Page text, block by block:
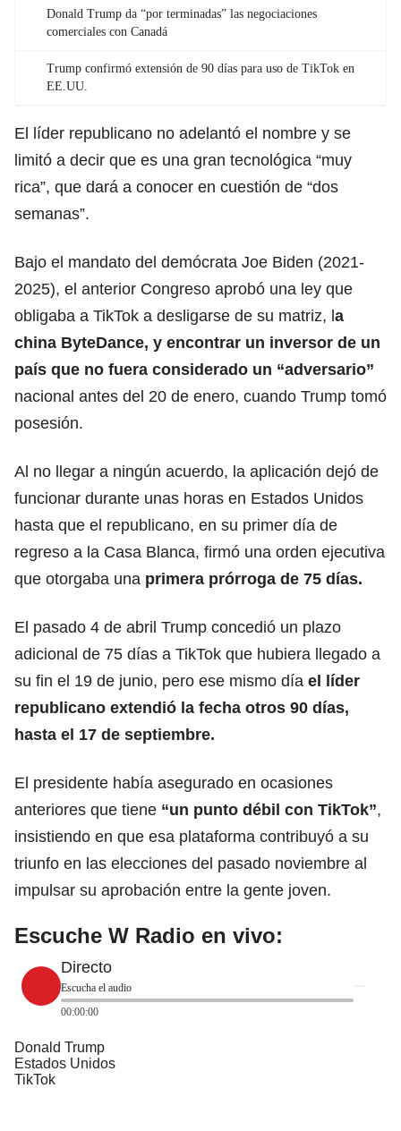
Donald Trump da “por terminadas” las negociaciones
comerciales con Canadá
Trump confirmó extensión de 90 días para uso de TikTok en
EE.UU.
El líder republicano no adelantó el nombre y se
limitó a decir que es una gran tecnológica “muy
rica”, que dará a conocer en cuestión de “dos
semanas”.
Bajo el mandato del demócrata Joe Biden (2021-
2025), el anterior Congreso aprobó una ley que
obligaba a TikTok a desligarse de su matriz, la
china ByteDance, y encontrar un inversor de un
país que no fuera considerado un “adversario”
nacional antes del 20 de enero, cuando Trump tomó
posesión.
Al no llegar a ningún acuerdo, la aplicación dejó de
funcionar durante unas horas en Estados Unidos
hasta que el republicano, en su primer día de
regreso a la Casa Blanca, firmó una orden ejecutiva
que otorgaba una primera prórroga de 75 días.
El pasado 4 de abril Trump concedió un plazo
adicional de 75 días a TikTok que hubiera llegado a
su fin el 19 de junio, pero ese mismo día el líder
republicano extendió la fecha otros 90 días,
hasta el 17 de septiembre.
El presidente había asegurado en ocasiones
anteriores que tiene “un punto débil con TikTok”,
insistiendo en que esa plataforma contribuyó a su
triunfo en las elecciones del pasado noviembre al
impulsar su aprobación entre la gente joven.
Escuche W Radio en vivo:
Directo
Escucha el audio
00:00:00
Donald Trump
Estados Unidos
TikTok